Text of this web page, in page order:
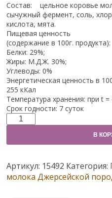
Состав: цельное коровье
сычужный фермент, соль,
кислота, мята.
Пищевая ценность
(содержание в 100г. продукта):
Белки: 29%;
Жиры: М.Д.Ж. 30%;
Углеводы: 0%
Энергетическая ценность в
255 кКал
Температура хранения: при t =
Срок годности: 7 суток
Количество
Сыр
В
Артикул: 15492 Категория:
молока Джерсейской